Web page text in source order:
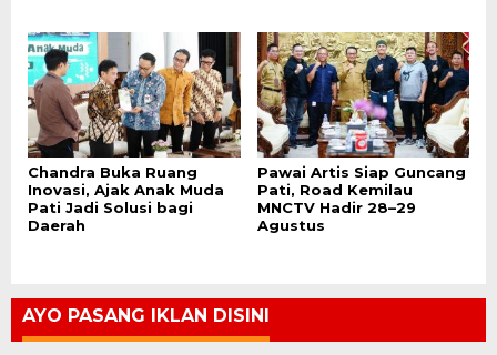
Chandra Buka Ruang
Inovasi, Ajak Anak Muda
Pati Jadi Solusi bagi
Daerah
Pawai Artis Siap Guncang
Pati, Road Kemilau
MNCTV Hadir 28–29
Agustus
AYO PASANG IKLAN DISINI